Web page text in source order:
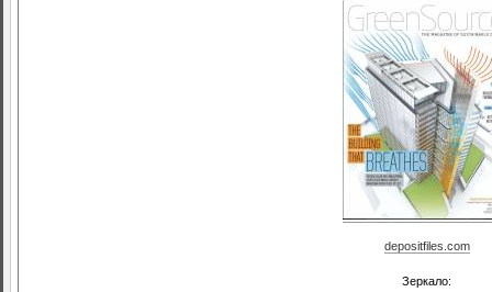
depositfiles.com
Зеркало: